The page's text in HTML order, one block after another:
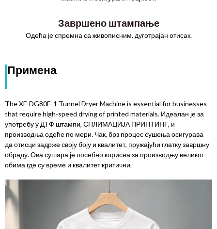
Завршено штампање
Одећа је спремна са живописним, дуготрајан отисак.
Примена
The XF-DG80E-1 Tunnel Dryer Machine is essential for businesses
that require high-speed drying of printed materials. Идеалан је за
употребу у ДТФ штампи, СПЛИМАЦИЈА ПРИНТИНГ, и
производња одеће по мери. Чак, брз процес сушења осигурава
да отисци задрже своју боју и квалитет, пружајући глатку завршну
обраду. Ова сушара је посебно корисна за производњу великог
обима где су време и квалитет критични.